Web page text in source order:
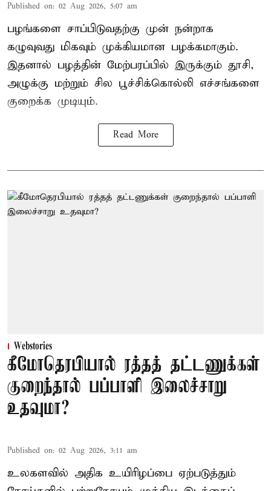
Published on: 02 Aug 2026, 5:07 am
பழங்களை சாப்பிடுவதற்கு முன் நன்றாக
கழுவுவது மிகவும் முக்கியமான பழக்கமாகும்.
இதனால் பழத்தின் மேற்பரப்பில் இருக்கும் தூசி,
அழுக்கு மற்றும் சில பூச்சிக்கொல்லி எச்சங்களை
குறைக்க முடியும்.
Read More
Webstories
கீமோதெரபியால் ரத்தத் தட்டணுக்கள்
குறைந்தால் பப்பாளி இலைச்சாறு
உதவுமா?
Published on: 02 Aug 2026, 3:11 am
உலகளவில் அதிக உயிரிழப்பை ஏற்படுத்தும்